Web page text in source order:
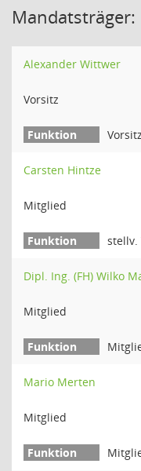
Mandatsträger:
Alexander Wittwer
Vorsitz
Carsten Hintze
Mitglied
stellv.
Dipl. Ing. (FH) Wilko
Mitglied
Mario Merten
Mitglied